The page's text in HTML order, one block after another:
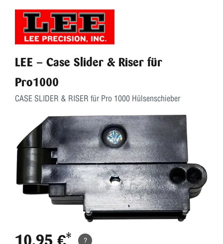
LEE – Case Slider & Riser für
Pro1000
CASE SLIDER & RISER für Pro 1000 Hülsenschieber
?